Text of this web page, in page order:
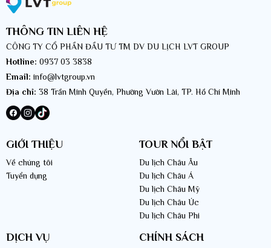
THÔNG TIN LIÊN HỆ
CÔNG TY CỔ PHẦN ĐẦU TƯ TM DV DU LỊCH LVT GROUP
Hotline: 0937 03 3838
Email: info@lvtgroup.vn
Địa chỉ: 38 Trần Minh Quyền, Phường Vườn Lài, TP. Hồ Chí Minh
GIỚI THIỆU
Về chúng tôi
Tuyển dụng
TOUR NỔI BẬT
Du lịch Châu Âu
Du lịch Châu Á
Du lịch Châu Mỹ
Du lịch Châu Úc
Du lịch Châu Phi
DỊCH VỤ CHÍNH SÁCH